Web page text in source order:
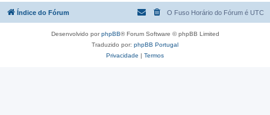
a
Índice do Fórum O Fuso Horário do Fórum é UTC
Desenvolvido porphpBB® Forum Software © phpBB Limited
Traduzido por: phpBB Portugal
Privacidade | Termos